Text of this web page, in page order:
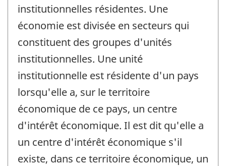
institutionnelles résidentes. Une
économie est divisée en secteurs qui
constituent des groupes d'unités
institutionnelles. Une unité
institutionnelle est résidente d'un pays
lorsqu'elle a, sur le territoire
économique de ce pays, un centre
d'intérêt économique. Il est dit qu'elle a
un centre d'intérêt économique s'il
existe, dans ce territoire économique, un